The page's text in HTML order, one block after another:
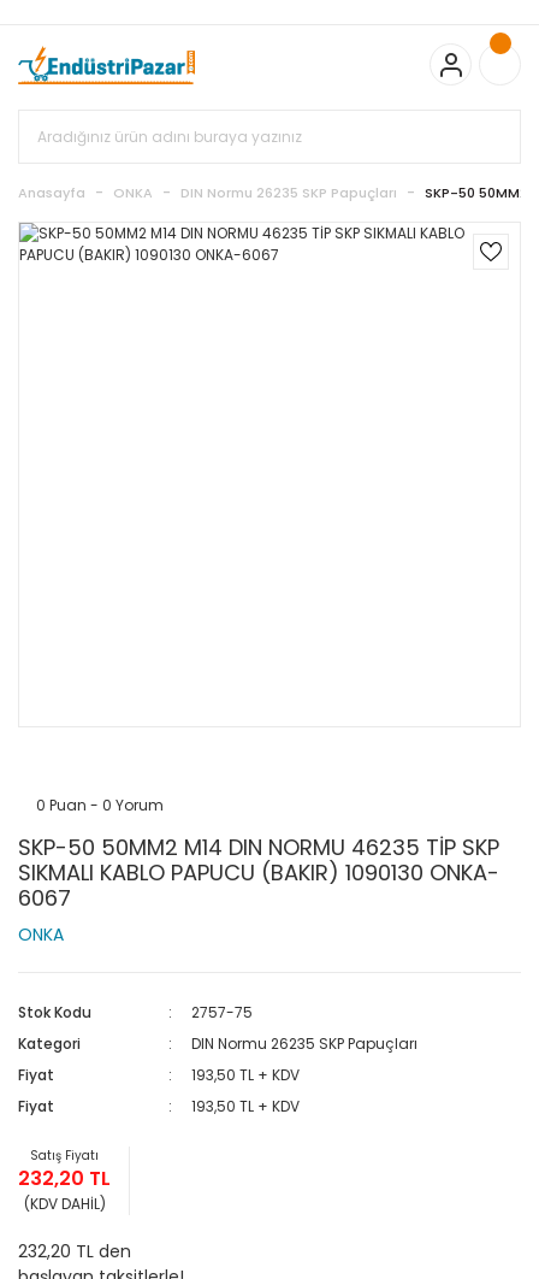
Bayonet J Tip Termokupul Ürünlerinde 50 Adet Alımlarda
Sepette Ekstra %5 İskonto...
50.000,00TL ve Üzeri EMKO Ürünleri
Alışverişlerinizde Sepette %5 EK İNDİRİM...
%15 İskonto... 50.000,00TL ve Üzeri GEMO Ürünleri
Alışverişlerinizde Sepette %3 EK İNDİRİM...
Standart Bayonet J Tip Termokupul Ürünlerinde 100 Adet
Anasayfa ONKA DIN Normu 26235 SKP Papuçları SKP-50 50MM2
0 Puan - 0 Yorum
SKP-50 50MM2 M14 DIN NORMU 46235 TİP SKP
SIKMALI KABLO PAPUCU (BAKIR) 1090130 ONKA-
6067
ONKA
Stok Kodu
2757-75
Kategori
DIN Normu 26235 SKP Papuçları
Fiyat
193,50 TL + KDV
Fiyat
193,50 TL + KDV
Satış Fiyatı
232,20 TL
(KDV DAHİL)
232,20 TL den